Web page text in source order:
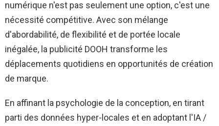
numérique n'est pas seulement une option, c'est une
nécessité compétitive. Avec son mélange
d'abordabilité, de flexibilité et de portée locale
inégalée, la publicité DOOH transforme les
déplacements quotidiens en opportunités de création
de marque.
En affinant la psychologie de la conception, en tirant
parti des données hyper-locales et en adoptant l'IA /